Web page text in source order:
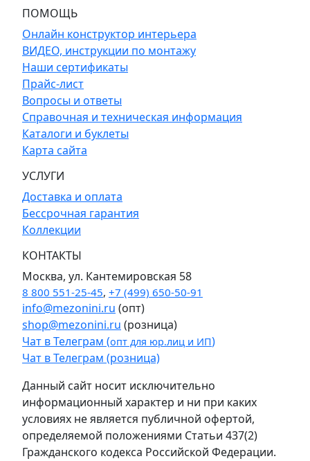
ПОМОЩЬ
Онлайн конструктор интерьера
ВИДЕО, инструкции по монтажу
Наши сертификаты
Прайс-лист
Вопросы и ответы
Справочная и техническая информация
Каталоги и буклеты
Карта сайта
УСЛУГИ
Доставка и оплата
Бессрочная гарантия
Коллекции
КОНТАКТЫ
Москва, ул. Кантемировская 58
8 800 551-25-45, +7 (499) 650-50-91
info@mezonini.ru (опт)
shop@mezonini.ru (розница)
Чат в Телеграм (опт для юр.лиц и ИП)
Чат в Телеграм (розница)
Данный сайт носит исключительно
информационный характер и ни при каких
условиях не является публичной офертой,
определяемой положениями Статьи 437(2)
Гражданского кодекса Российской Федерации.